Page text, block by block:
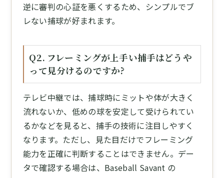
逆に審判の心証を悪くするため、シンプルでブ
レない捕球が好まれます。
Q2. フレーミングが上手い捕手はどうや
って見分けるのですか?
テレビ中継では、捕球時にミットや体が大きく
流れないか、低めの球を安定して受けられてい
るかなどを見ると、捕手の技術に注目しやすく
なります。ただし、見た目だけでフレーミング
能力を正確に判断することはできません。デー
タで確認する場合は、Baseball Savant の